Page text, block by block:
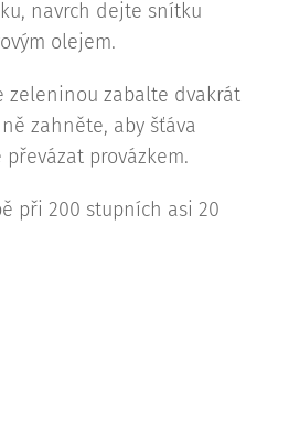
navrch dejte snítku
olejem.
zeleninou zabalte dvakrát
zahněte, aby šťáva
provázkem.
při 200 stupních asi 20